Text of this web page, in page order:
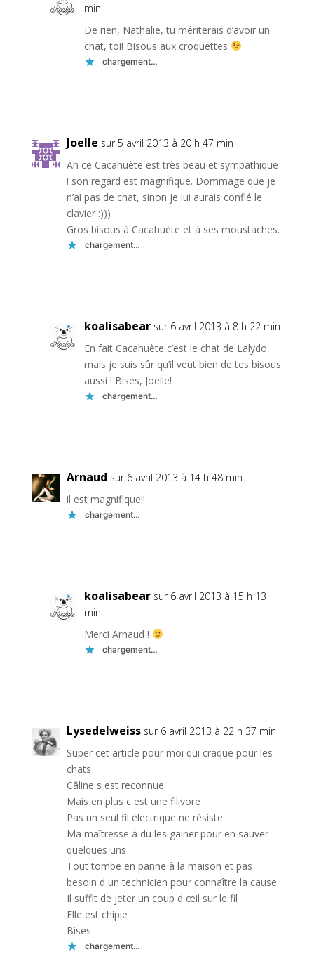
min
De rien, Nathalie, tu mériterais d’avoir un
chat, toi! Bisous aux croquettes
chargement…
Joelle sur 5 avril 2013 à 20 h 47 min
Ah ce Cacahuète est très beau et sympathique
! son regard est magnifique. Dommage que je
n’ai pas de chat, sinon je lui aurais confié le
clavier :)))
Gros bisous à Cacahuète et à ses moustaches.
chargement…
koalisabear sur 6 avril 2013 à 8 h 22 min
En fait Cacahuète c’est le chat de Lalydo,
mais je suis sûr qu’il veut bien de tes bisous
aussi ! Bises, Joëlle!
chargement…
Arnaud sur 6 avril 2013 à 14 h 48 min
il est magnifique!!
chargement…
koalisabear sur 6 avril 2013 à 15 h 13
min
Merci Arnaud !
chargement…
Lysedelweiss sur 6 avril 2013 à 22 h 37 min
Super cet article pour moi qui craque pour les
chats
Câline s est reconnue
Mais en plus c est une filivore
Pas un seul fil électrique ne résiste
Ma maîtresse à du les gainer pour en sauver
quelques uns
Tout tombe en panne à la maison et pas
besoin d un technicien pour connaître la cause
Il suffit de jeter un coup d œil sur le fil
Elle est chipie
Bises
chargement…